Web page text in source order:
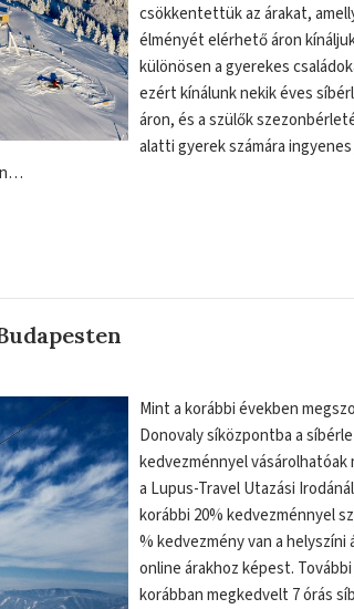
csökkentettük az árakat,
élményét elérhető áron
különösen a gyerekes
ezért kínálunk nekik éves
áron, és a szülők
alatti gyerek számára
Mint a korábbi években
Donovaly síközpontba a
kedvezménnyel
a Lupus-Travel Utazási
korábbi 20% kedvezménnyel
% kedvezmény van a helyszíni
online árakhoz képest.
korábban megkedvelt 7 órás